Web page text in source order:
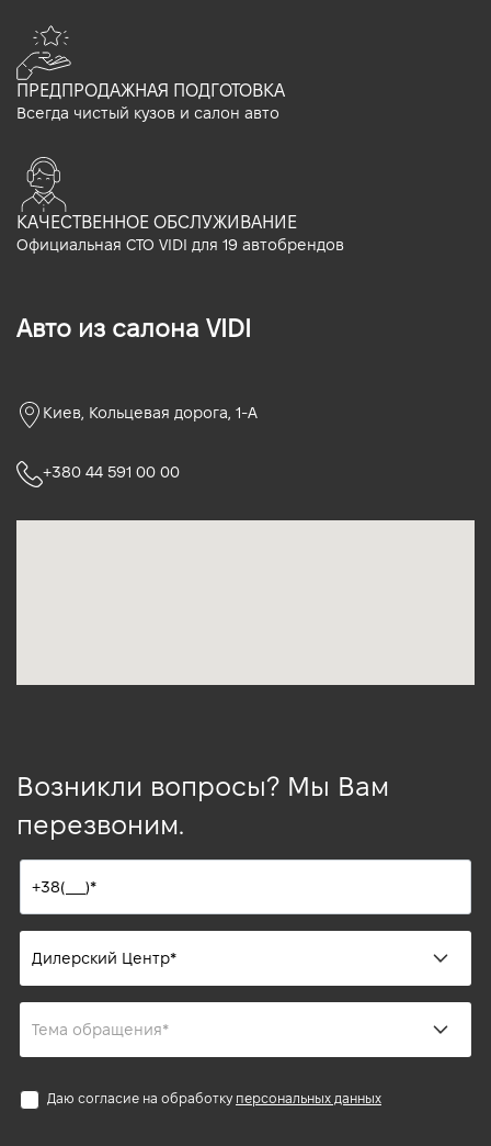
ПРЕДПРОДАЖНАЯ ПОДГОТОВКА
Всегда чистый кузов и салон авто
КАЧЕСТВЕННОЕ ОБСЛУЖИВАНИЕ
Официальная СТО VIDI для 19 автобрендов
Авто из салона VIDI
Киев, Кольцевая дорога, 1-А
+380 44 591 00 00
Возникли вопросы? Мы Вам
перезвоним.
Даю согласие на обработку персональных данных